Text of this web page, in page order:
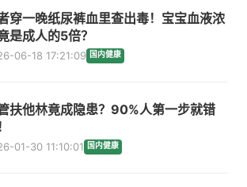
穿一晚纸尿裤血里查出毒！宝宝血液浓
是成人的5倍？
06-18 17:21:09 国内健康
扶他林竟成隐患？90%人第一步就错
01-30 11:10:01 国内健康